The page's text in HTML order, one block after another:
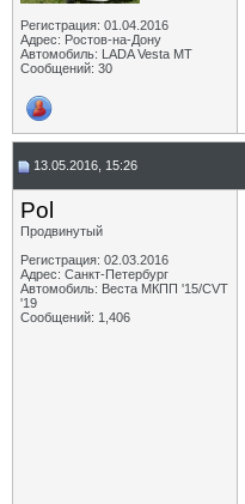
Регистрация: 01.04.2016
Адрес: Ростов-на-Дону
Автомобиль: LADA Vesta МТ
Сообщений: 30
13.05.2016, 15:26
Pol
Продвинутый
Регистрация: 02.03.2016
Адрес: Санкт-Петербург
Автомобиль: Веста МКПП '15/CVT
'19
Сообщений: 1,406